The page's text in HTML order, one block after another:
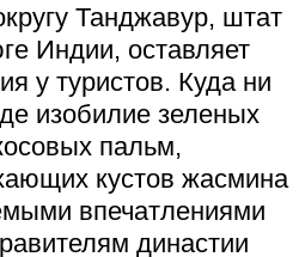
Танджавур, штат
Индии, оставляет
у туристов. Куда ни
изобилие зеленых
пальм,
кустов жасмина
впечатлениями
династии